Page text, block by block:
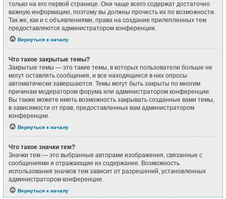
только на его первой странице. Они чаще всего содержат достаточно
важную информацию, поэтому вы должны прочесть их по возможности.
Так же, как и с объявлениями, права на создание прилепленных тем
предоставляются администратором конференции.
Вернуться к началу
Что такое закрытые темы?
Закрытые темы — это такие темы, в которых пользователи больше не
могут оставлять сообщения, и все находящиеся в них опросы
автоматически завершаются. Темы могут быть закрыты по многим
причинам модератором форума или администратором конференции.
Вы также можете иметь возможность закрывать созданные вами темы,
в зависимости от прав, предоставленных вам администратором
конференции.
Вернуться к началу
Что такое значки тем?
Значки тем — это выбранные авторами изображения, связанные с
сообщениями и отражающие их содержание. Возможность
использования значков тем зависит от разрешений, установленных
администратором конференции.
Вернуться к началу